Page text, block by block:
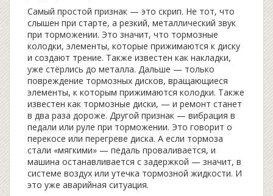
Самый простой признак — это скрип. Не тот, что
слышен при старте, а резкий, металлический звук
при торможении. Это значит, что тормозные
колодки, элементы, которые прижимаются к диску
и создают трение. Также известен как накладки,
уже стёрлись до металла. Дальше — только
повреждение тормозных дисков, вращающиеся
элементы, к которым прижимаются колодки. Также
известен как тормозные диски, — и ремонт станет
в два раза дороже. Другой признак — вибрация в
педали или руле при торможении. Это говорит о
перекосе или перегреве диска. А если тормоза
стали «мягкими» — педаль проваливается, и
машина останавливается с задержкой — значит, в
системе воздух или утечка тормозной жидкости. И
это уже аварийная ситуация.